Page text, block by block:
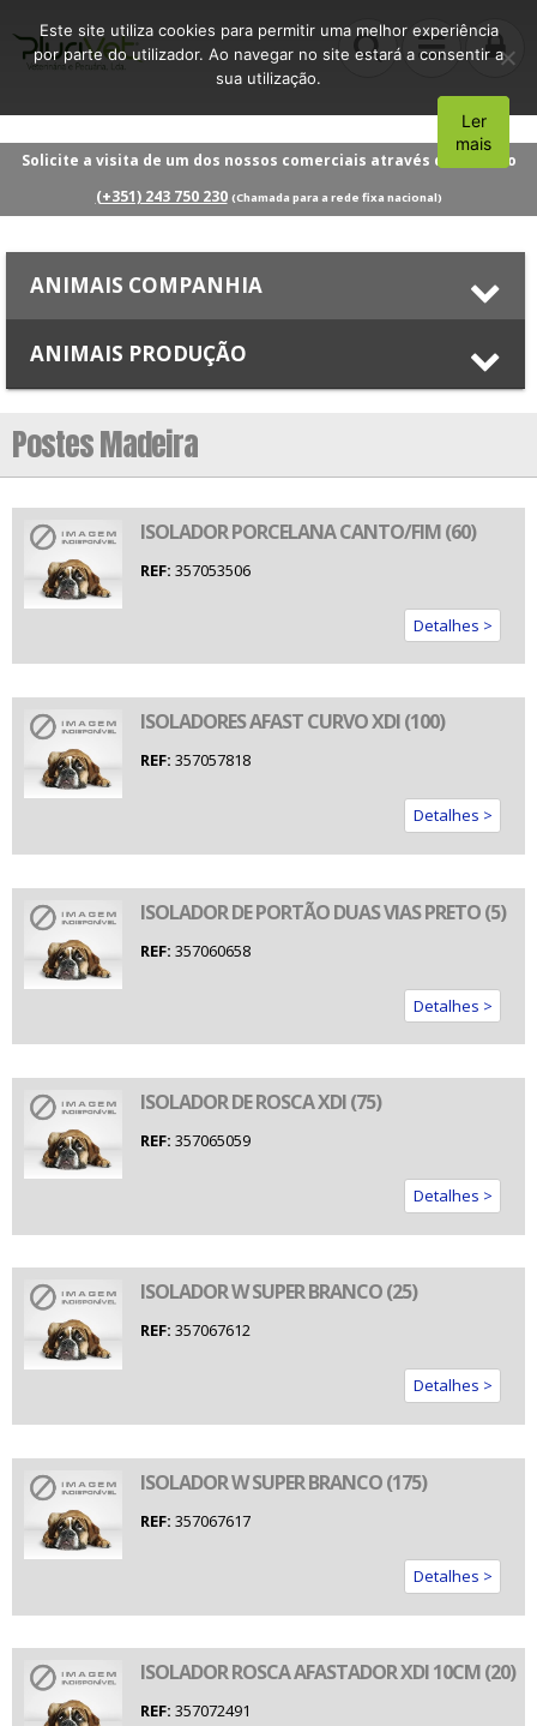
Solicite a visita de um dos nossos comerciais através do número
(+351) 243 750 230 (Chamada para a rede fixa nacional)
ANIMAIS COMPANHIA
ANIMAIS PRODUÇÃO
Postes Madeira
ISOLADOR PORCELANA CANTO/FIM (60)
REF: 357053506
Detalhes >
ISOLADORES AFAST CURVO XDI (100)
REF: 357057818
Detalhes >
ISOLADOR DE PORTÃO DUAS VIAS PRETO (5)
REF: 357060658
Detalhes >
ISOLADOR DE ROSCA XDI (75)
REF: 357065059
Detalhes >
ISOLADOR W SUPER BRANCO (25)
REF: 357067612
Detalhes >
ISOLADOR W SUPER BRANCO (175)
REF: 357067617
Detalhes >
ISOLADOR ROSCA AFASTADOR XDI 10CM (20)
REF: 357072491
Este site utiliza cookies para permitir uma melhor experiência
por parte do utilizador. Ao navegar no site estará a consentir a
sua utilização.
Aceito
Ler
mais